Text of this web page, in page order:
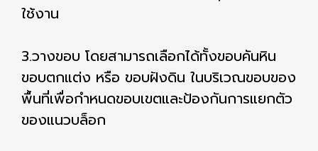
ใช้งาน
3.วางขอบ โดยสามารถเลือกได้ทั้งขอบคันหิน
ขอบตกแต่ง หรือ ขอบฝังดิน ในบริเวณขอบของ
พื้นที่เพื่อกำหนดขอบเขตและป้องกันการแยกตัว
ของแนวบล็อก